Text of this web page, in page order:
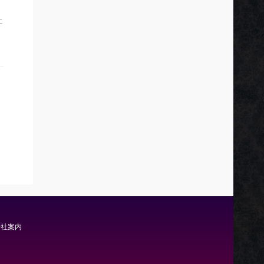
案内